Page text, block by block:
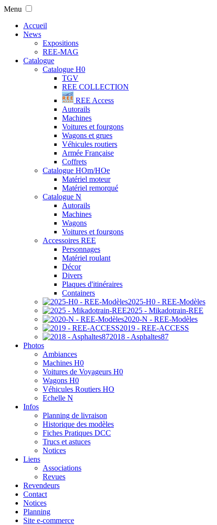
Menu
Accueil
News
Expositions
REE-MAG
Catalogue
Catalogue H0
TGV
REE COLLECTION
REE Access
Autorails
Machines
Voitures et fourgons
Wagons et grues
Véhicules routiers
Armée Française
Coffrets
Catalogue HOm/HOe
Matériel moteur
Matériel remorqué
Catalogue N
Autorails
Machines
Wagons
Voitures et fourgons
Accessoires REE
Personnages
Matériel roulant
Décor
Divers
Plaques d'itinéraires
Containers
2025-H0 - REE-Modèles
2025 - Mikadotrain-REE
2020-N - REE-Modèles
2019 - REE-ACCESS
2018 - Asphaltes87
Photos
Ambiances
Machines H0
Voitures de Voyageurs H0
Wagons H0
Véhicules Routiers HO
Echelle N
Infos
Planning de livraison
Historique des modèles
Fiches Pratiques DCC
Trucs et astuces
Notices
Liens
Associations
Revues
Revendeurs
Contact
Notices
Planning
Site e-commerce